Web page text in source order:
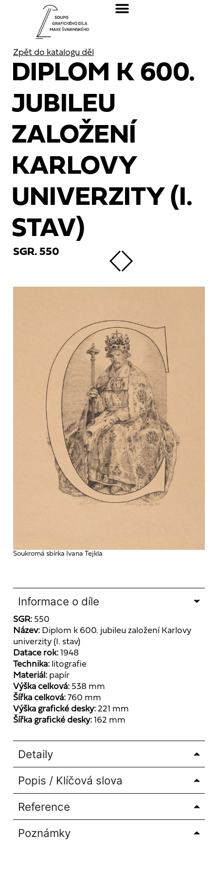
Zpět do katalogu děl
DIPLOM K 600.
JUBILEU
ZALOŽENÍ
KARLOVY
UNIVERZITY (I.
STAV)
SGR. 550
Soukromá sbírka Ivana Tejkla
Informace o díle
SGR: 550
Název: Diplom k 600. jubileu založení Karlovy
univerzity (I. stav)
Datace rok: 1948
Technika: litografie
Materiál: papír
Výška celková: 538 mm
Šířka celková: 760 mm
Výška grafické desky: 221 mm
Šířka grafické desky: 162 mm
Detaily
Popis / Klíčová slova
Reference
Poznámky